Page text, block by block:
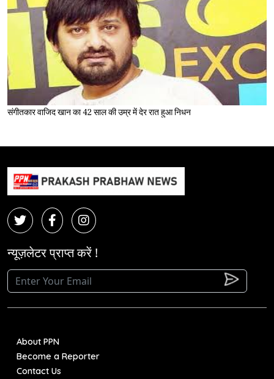
संगीतकार वाजिद खान का 42 साल की उम्र में देर रात हुआ निधन
न्यूज़लेटर प्राप्त करें !
About PPN
Become a Reporter
Contact Us